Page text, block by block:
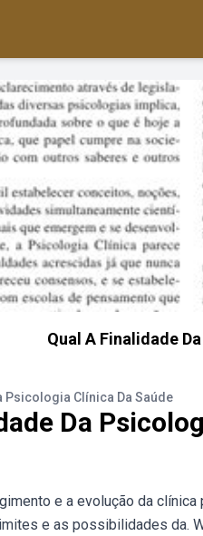
Qual A Finalidade
Psicologia Clínica Da Saúde
Da
e a evolução da
e as possibilidades da.